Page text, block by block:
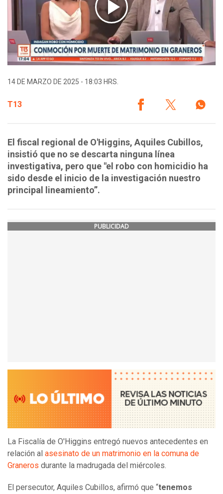
14 DE MARZO DE 2025 - 18:03 HRS.
T13
El fiscal regional de O'Higgins, Aquiles Cubillos,
insistió que no se descarta ninguna línea
investigativa, pero que "el robo con homicidio ha
sido desde el inicio de la investigación nuestro
principal lineamiento”.
PUBLICIDAD
La Fiscalía de O'Higgins entregó nuevos antecedentes en
relación al asesinato de un matrimonio en la comuna de
Graneros durante la madrugada del miércoles.
El persecutor, Aquiles Cubillos, afirmó que “tenemos